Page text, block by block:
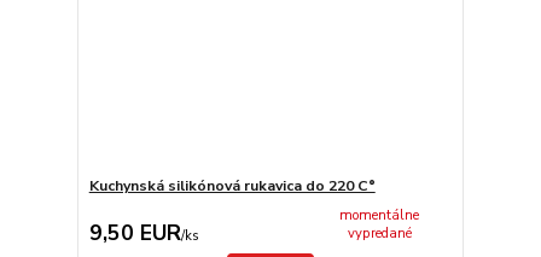
Kuchynská silikónová rukavica do 220 C°
9,50 EUR/ks
momentálne
vypredané